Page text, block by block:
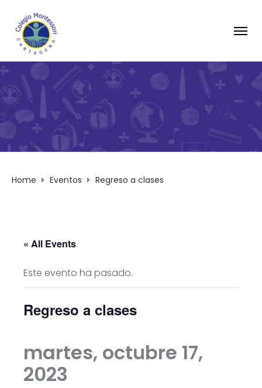
Home Eventos Regreso a clases
« All Events
Este evento ha pasado.
Regreso a clases
martes, octubre 17,
2023